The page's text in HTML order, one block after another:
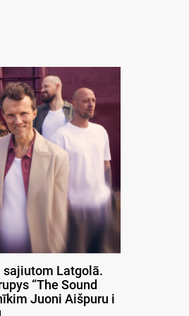
sajiutom Latgolā.
“The Sound
Juoni Aišpuru i